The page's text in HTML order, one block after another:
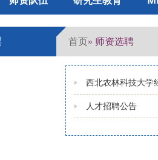
首页» 师资选聘
西北农林科技大学
人才招聘公告